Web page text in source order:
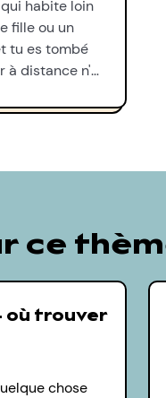
habite loin
fille ou un
tu es tombé
à distance n'…
ce
où trouver
chose